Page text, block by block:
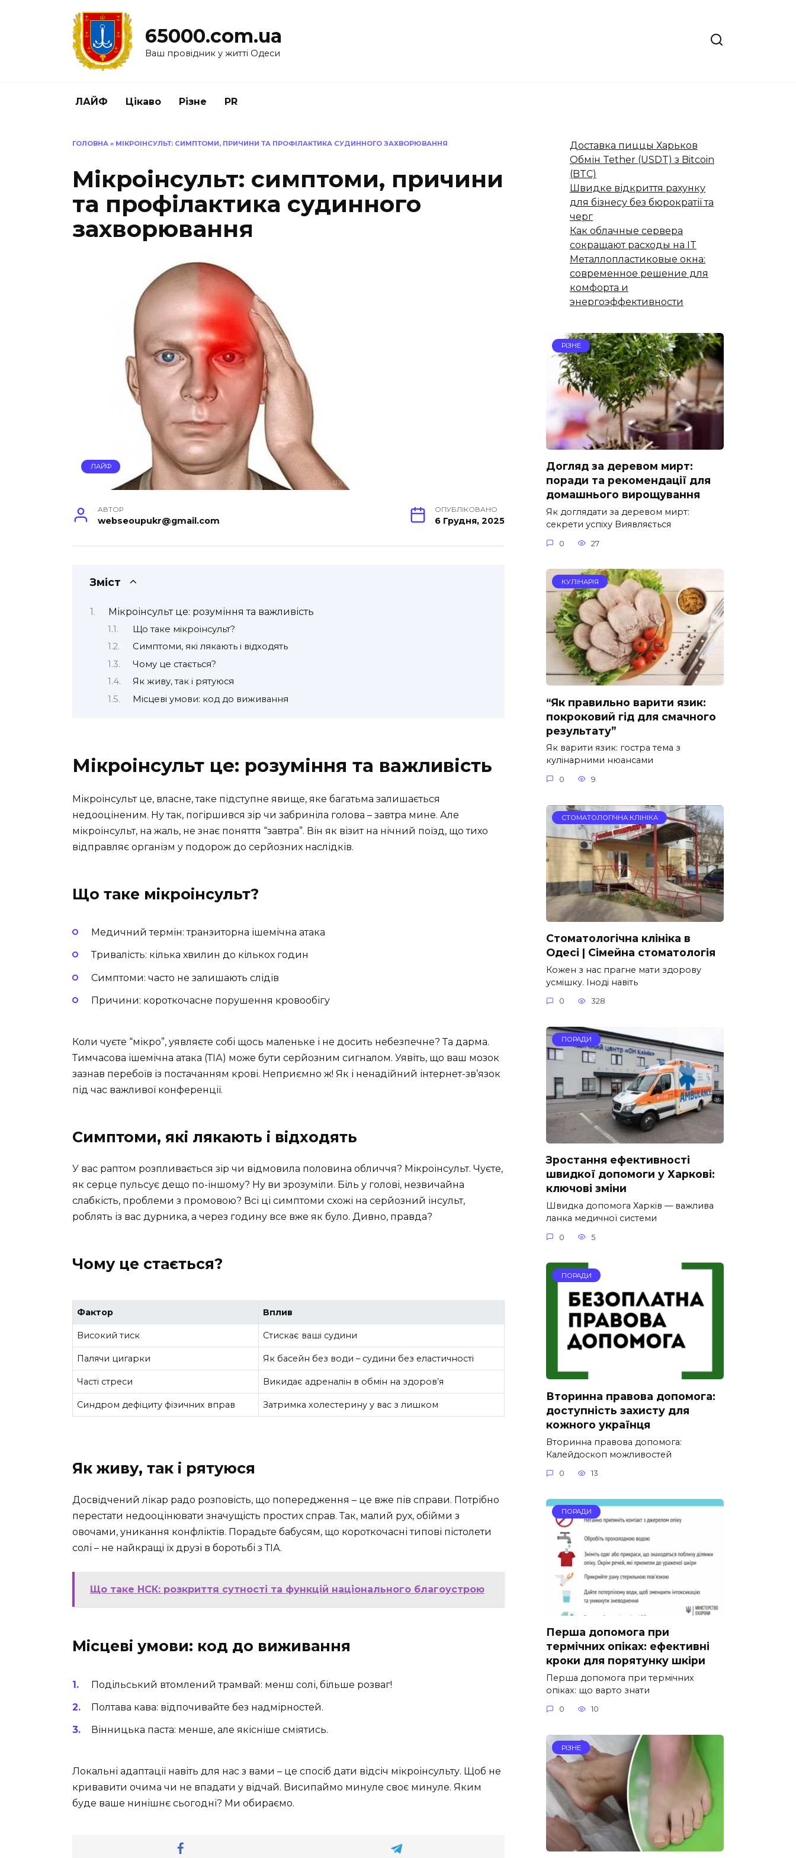
65000.com.ua
Ваш провідник у житті Одеси
ЛАЙФ Цікаво Різне PR
ГОЛОВНА » МІКРОІНСУЛЬТ: СИМПТОМИ, ПРИЧИНИ ТА ПРОФІЛАКТИКА СУДИННОГО ЗАХВОРЮВАННЯ
Мікроінсульт: симптоми, причини
та профілактика судинного
захворювання
ЛАЙФ
АВТОР
webseoupukr@gmail.com
ОПУБЛІКОВАНО
6 Грудня, 2025
Зміст
Мікроінсульт це: розуміння та важливість
Що таке мікроінсульт?
Симптоми, які лякають і відходять
Чому це стається?
Як живу, так і рятуюся
Місцеві умови: код до виживання
Мікроінсульт це: розуміння та важливість
Мікроінсульт це, власне, таке підступне явище, яке багатьма залишається
недооціненим. Ну так, погіршився зір чи забриніла голова – завтра мине. Але
мікроінсульт, на жаль, не знає поняття “завтра”. Він як візит на нічний поїзд, що тихо
відправляє організм у подорож до серйозних наслідків.
Що таке мікроінсульт?
Медичний термін: транзиторна ішемічна атака
Тривалість: кілька хвилин до кількох годин
Симптоми: часто не залишають слідів
Причини: короткочасне порушення кровообігу
Коли чуєте “мікро”, уявляєте собі щось маленьке і не досить небезпечне? Та дарма.
Тимчасова ішемічна атака (ТІА) може бути серйозним сигналом. Уявіть, що ваш мозок
зазнав перебоїв із постачанням крові. Неприємно ж! Як і ненадійний інтернет-зв’язок
під час важливої конференції.
Симптоми, які лякають і відходять
У вас раптом розпливається зір чи відмовила половина обличчя? Мікроінсульт. Чуєте,
як серце пульсує дещо по-іншому? Ну ви зрозуміли. Біль у голові, незвичайна
слабкість, проблеми з промовою? Всі ці симптоми схожі на серйозний інсульт,
роблять із вас дурника, а через годину все вже як було. Дивно, правда?
Чому це стається?
Фактор Вплив
Високий тиск Стискає ваші судини
Палячи цигарки Як басейн без води – судини без еластичності
Часті стреси Викидає адреналін в обмін на здоров’я
Синдром дефіциту фізичних вправ Затримка холестерину у вас з лишком
Як живу, так і рятуюся
Досвідчений лікар радо розповість, що попередження – це вже пів справи. Потрібно
перестати недооцінювати значущість простих справ. Так, малий рух, обійми з
овочами, уникання конфліктів. Порадьте бабусям, що короткочасні типові пістолети
солі – не найкращі їх друзі в боротьбі з ТІА.
Що таке НСК: розкриття сутності та функцій національного благоустрою
Місцеві умови: код до виживання
Подільський втомлений трамвай: менш солі, більше розваг!
Полтава кава: відпочивайте без надмірностей.
Вінницька паста: менше, але якісніше сміятись.
Локальні адаптації навіть для нас з вами – це спосіб дати відсіч мікроінсульту. Щоб не
кривавити очима чи не впадати у відчай. Висипаймо минуле своє минуле. Яким
буде ваше нинішнє сьогодні? Ми обираємо.
Доставка пиццы Харьков
Обмін Tether (USDT) з Bitcoin
(BTC)
Швидке відкриття рахунку
для бізнесу без бюрократії та
черг
Как облачные сервера
сокращают расходы на IT
Металлопластиковые окна:
современное решение для
комфорта и
энергоэффективности
РІЗНЕ
Догляд за деревом мирт:
поради та рекомендації для
домашнього вирощування
Як доглядати за деревом мирт:
секрети успіху Виявляється
0 27
КУЛІНАРІЯ
“Як правильно варити язик:
покроковий гід для смачного
результату”
Як варити язик: гостра тема з
кулінарними нюансами
0 9
СТОМАТОЛОГІЧНА КЛІНІКА
Стоматологічна клініка в
Одесі | Сімейна стоматологія
Кожен з нас прагне мати здорову
усмішку. Іноді навіть
0 328
ПОРАДИ
Зростання ефективності
швидкої допомоги у Харкові:
ключові зміни
Швидка допомога Харків — важлива
ланка медичної системи
0 5
ПОРАДИ
Вторинна правова допомога:
доступність захисту для
кожного українця
Вторинна правова допомога:
Калейдоскоп можливостей
0 13
ПОРАДИ
Перша допомога при
термічних опіках: ефективні
кроки для порятунку шкіри
Перша допомога при термічних
опіках: що варто знати
0 10
РІЗНЕ